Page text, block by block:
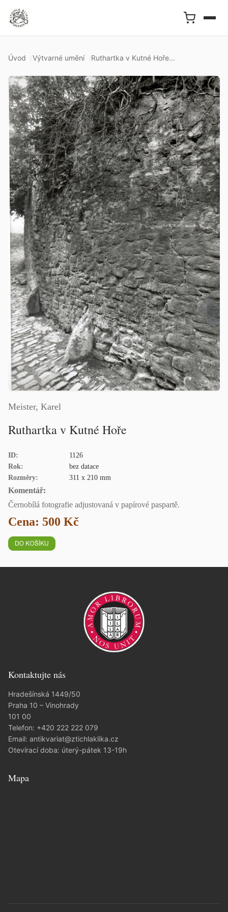
Úvod Výtvarné umění Ruthartka v Kutné Hoře...
Meister, Karel
Ruthartka v Kutné Hoře
ID:
1126
Rok:
bez datace
Rozměry:
311 x 210 mm
Komentář:
Černobílá fotografie adjustovaná v papírové paspartě.
Cena: 500 Kč
Kontaktujte nás
Hradešínská 1449/50
Praha 10 – Vinohrady
101 00
Telefon: +420 222 222 079
Email: antikvariat@ztichlaklika.cz
Otevírací doba: úterý-pátek 13-19h
Mapa